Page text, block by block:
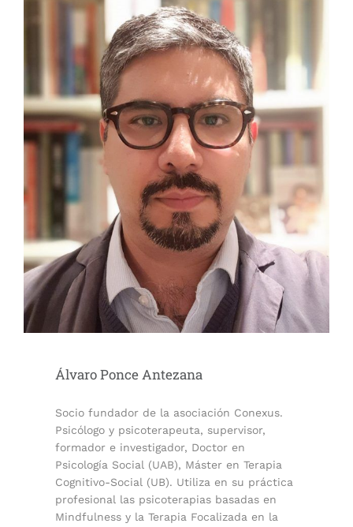
Álvaro Ponce Antezana
Socio fundador de la asociación Conexus.
Psicólogo y psicoterapeuta, supervisor,
formador e investigador, Doctor en
Psicología Social (UAB), Máster en Terapia
Cognitivo-Social (UB). Utiliza en su práctica
profesional las psicoterapias basadas en
Mindfulness y la Terapia Focalizada en la